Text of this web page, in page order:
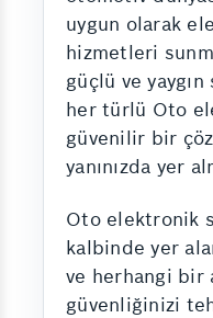
uygun olarak
hizmetleri
güçlü ve
her türlü Oto
güvenilir bir
yanınızda yer
Oto elektronik
kalbinde yer
ve herhangi bir
güvenliğinizi